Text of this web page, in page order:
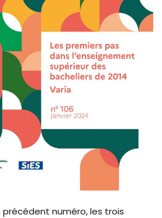
numéro, les trois